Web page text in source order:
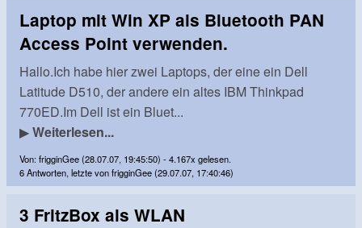
Laptop mit Win XP als Bluetooth PAN
Access Point verwenden.
Hallo.Ich habe hier zwei Laptops, der eine ein Dell
Latitude D510, der andere ein altes IBM Thinkpad
770ED.Im Dell ist ein Bluet...
▶Weiterlesen...
Von: frigginGee (28.07.07, 19:45:50) - 4.167x gelesen.
6 Antworten, letzte von frigginGee (29.07.07, 17:40:46)
3 FritzBox als WLAN